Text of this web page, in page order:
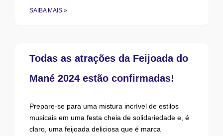
SAIBA MAIS »
Todas as atrações da Feijoada do
Mané 2024 estão confirmadas!
Prepare-se para uma mistura incrível de estilos
musicais em uma festa cheia de solidariedade e, é
claro, uma feijoada deliciosa que é marca